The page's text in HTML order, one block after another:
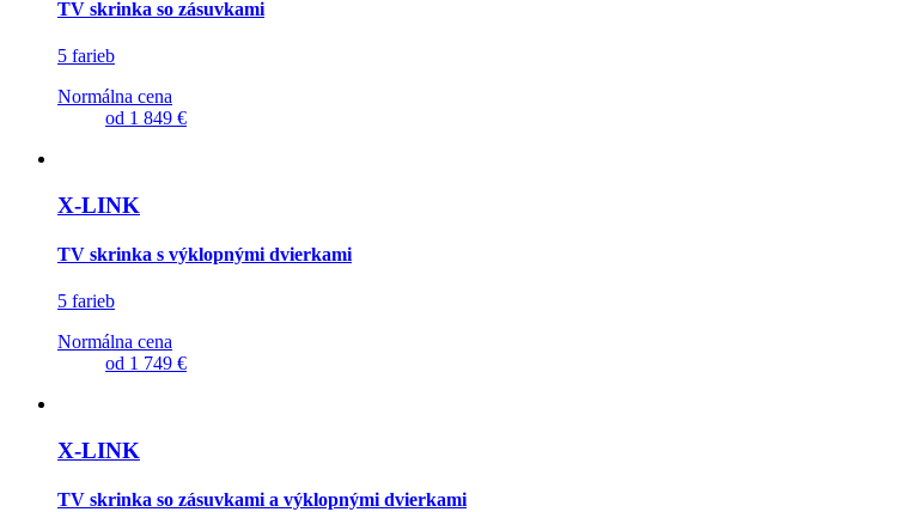
TV skrinka so zásuvkami
5 farieb
Normálna cena
od 1 849 €
X-LINK
TV skrinka s výklopnými dvierkami
5 farieb
Normálna cena
od 1 749 €
X-LINK
TV skrinka so zásuvkami a výklopnými dvierkami